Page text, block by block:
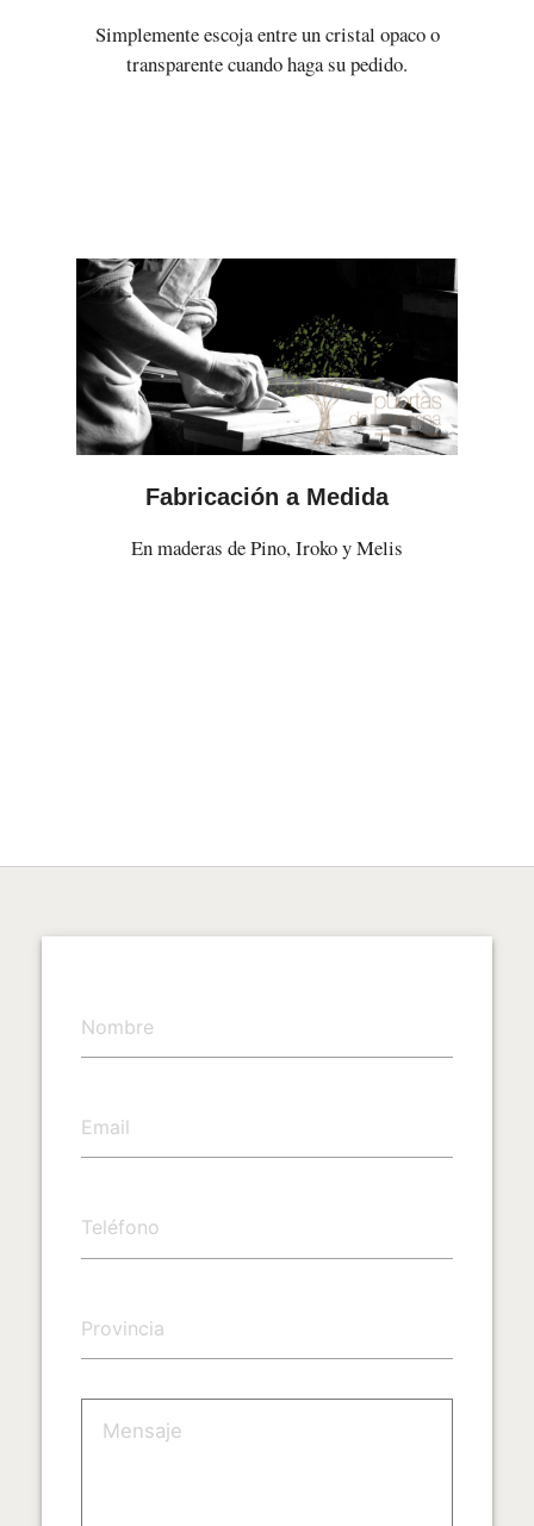
Simplemente escoja entre un cristal opaco o
transparente cuando haga su pedido.
Fabricación a Medida
En maderas de Pino, Iroko y Melis